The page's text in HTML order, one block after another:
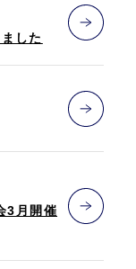
した
3月開催